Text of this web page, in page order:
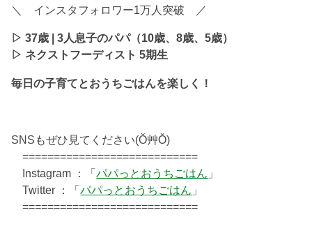
＼ インスタフォロワー1万人突破 ／
▷ 37歳 | 3人息子のパパ（10歳、8歳、5歳）
▷ ネクストフーディスト 5期生
毎日の子育てとおうちごはんを楽しく！
SNSもぜひ見てください(Ŏ艸Ŏ)
============================
Instagram ：「パパっとおうちごはん 」
Twitter ：「パパっとおうちごはん 」
============================